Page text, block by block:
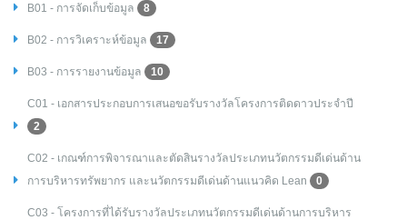
B01 - การจัดเก็บข้อมูล 8
B02 - การวิเคราะห์ข้อมูล 17
B03 - การรายงานข้อมูล 10
C01 - เอกสารประกอบการเสนอขอรับรางวัลโครงการติดดาวประจำปี
2
C02 - เกณฑ์การพิจารณาและตัดสินรางวัลประเภทนวัตกรรมดีเด่นด้าน
การบริหารทรัพยากร และนวัตกรรมดีเด่นด้านแนวคิด Lean
0
C03 - โครงการที่ได้รับรางวัลประเภทนวัตกรรมดีเด่นด้านการบริหาร